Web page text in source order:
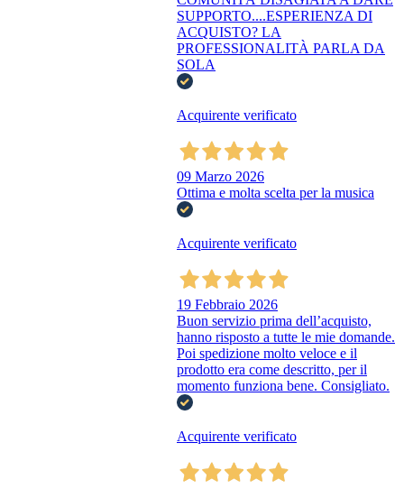
SUPPORTO....ESPERIENZA DI
ACQUISTO? LA
PROFESSIONALITÀ PARLA DA
SOLA
Acquirente verificato
09 Marzo 2026
Ottima e molta scelta per la musica
Acquirente verificato
19 Febbraio 2026
Buon servizio prima dell’acquisto,
hanno risposto a tutte le mie domande.
Poi spedizione molto veloce e il
prodotto era come descritto, per il
momento funziona bene. Consigliato.
Acquirente verificato